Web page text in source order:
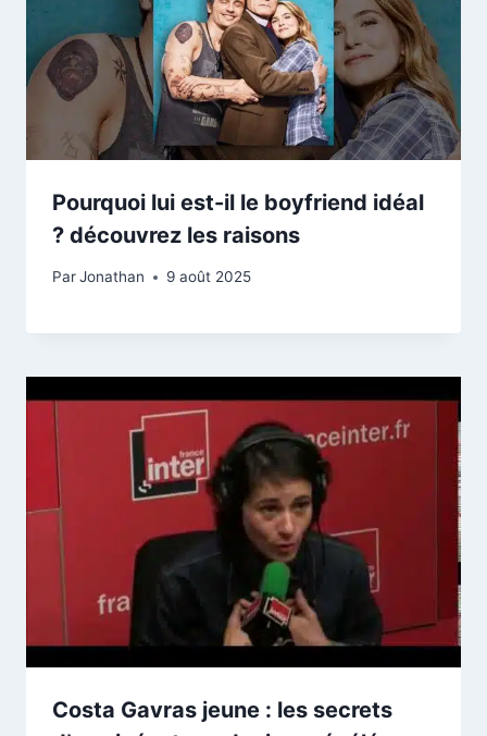
Pourquoi lui est-il le boyfriend idéal
? découvrez les raisons
ParJonathan 9 août 2025
Costa Gavras jeune : les secrets